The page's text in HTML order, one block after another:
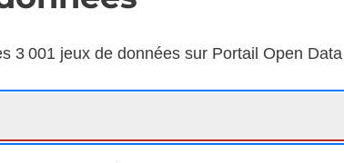
3 001 jeux de données sur Portail Open Data